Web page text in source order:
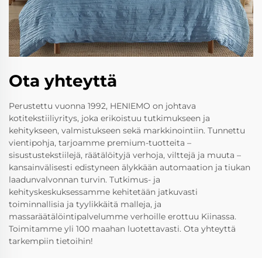
Ota yhteyttä
Perustettu vuonna 1992, HENIEMO on johtava
kotitekstiiliyritys, joka erikoistuu tutkimukseen ja
kehitykseen, valmistukseen sekä markkinointiin. Tunnettu
vientipohja, tarjoamme premium-tuotteita –
sisustustekstiilejä, räätälöityjä verhoja, vilttejä ja muuta –
kansainvälisesti edistyneen älykkään automaation ja tiukan
laadunvalvonnan turvin. Tutkimus- ja
kehityskeskuksessamme kehitetään jatkuvasti
toiminnallisia ja tyylikkäitä malleja, ja
massaräätälöintipalvelumme verhoille erottuu Kiinassa.
Toimitamme yli 100 maahan luotettavasti. Ota yhteyttä
tarkempiin tietoihin!